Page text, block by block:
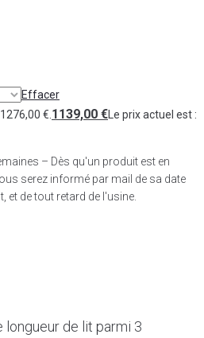
Effacer
€.1139,00 €Le prix actuel est :
– Dès qu'un produit est en
serez informé par mail de sa date
et de tout retard de l'usine.
de lit parmi 3